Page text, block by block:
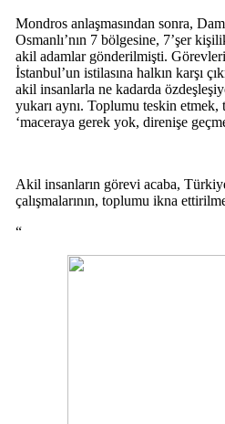
Mondros anlaşmasından sonra,
Osmanlı’nın 7 bölgesine, 7’şer
akil adamlar gönderilmişti.
İstanbul’un istilasına halkın karşı
akil insanlarla ne kadarda
yukarı aynı. Toplumu teskin
‘maceraya gerek yok, direnişe
Akil insanların görevi acaba,
çalışmalarının, toplumu ikna
“